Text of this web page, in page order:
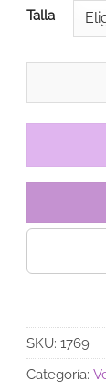
Talla
Vestido de
SKU: 1769
Categoría: